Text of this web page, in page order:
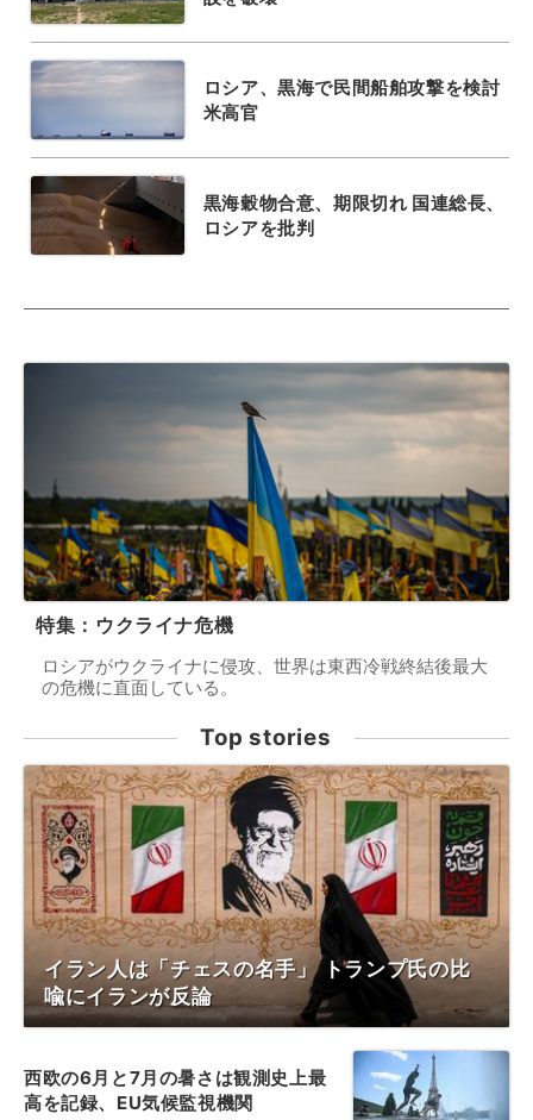
ロシア、黒海で民間船舶攻撃を検討
米高官
黒海穀物合意、期限切れ 国連総長、
ロシアを批判
特集：ウクライナ危機
ロシアがウクライナに侵攻、世界は東西冷戦終結後最大
の危機に直面している。
Top stories
イラン人は「チェスの名手」 トランプ氏の比
喩にイランが反論
西欧の6月と7月の暑さは観測史上最
高を記録、EU気候監視機関